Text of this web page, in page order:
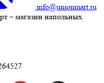
info@unionmart.ru
– магазин напольных